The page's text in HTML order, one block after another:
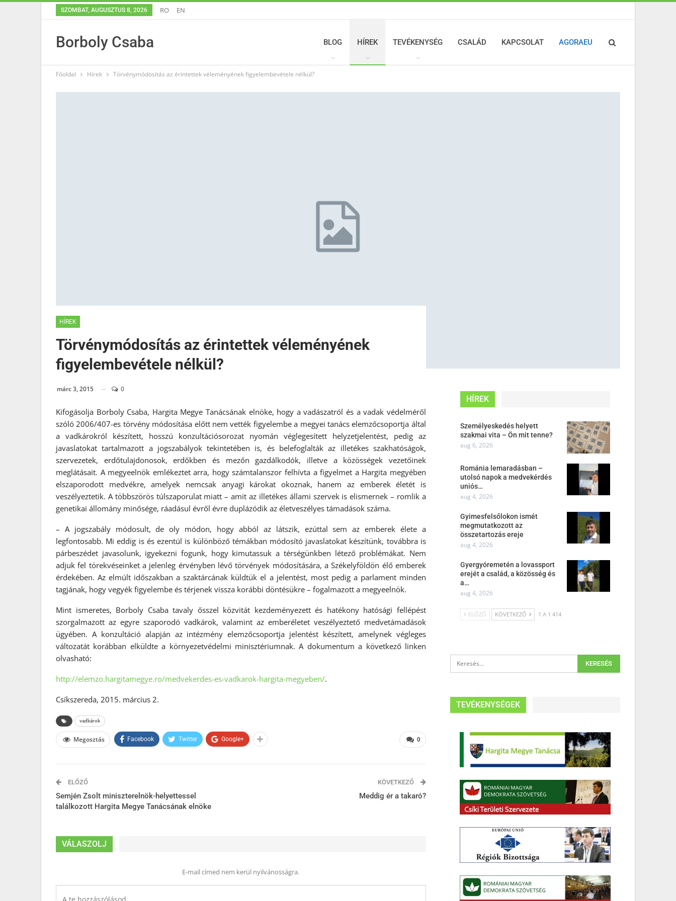
SZOMBAT, AUGUSZTUS 8, 2026 RO EN
Borboly Csaba BLOG HÍREK TEVÉKENYSÉG CSALÁD KAPCSOLAT AGORAEU
Főoldal Hírek Törvénymódosítás az érintettek véleményének figyelembevétele nélkül?
HÍREK
Törvénymódosítás az érintettek véleményének
figyelembevétele nélkül?
márc 3, 2015 0
Kifogásolja Borboly Csaba, Hargita Megye Tanácsának elnöke, hogy a vadászatról és a vadak védelméről
szóló 2006/407-es törvény módosítása előtt nem vették figyelembe a megyei tanács elemzőcsoportja által
a vadkárokról készített, hosszú konzultációsorozat nyomán véglegesített helyzetjelentést, pedig az
javaslatokat tartalmazott a jogszabályok tekintetében is, és belefoglalták az illetékes szakhatóságok,
szervezetek, erdőtulajdonosok, erdőkben és mezőn gazdálkodók, illetve a közösségek vezetőinek
meglátásait. A megyeelnök emlékeztet arra, hogy számtalanszor felhívta a figyelmet a Hargita megyében
elszaporodott medvékre, amelyek nemcsak anyagi károkat okoznak, hanem az emberek életét is
veszélyeztetik. A többszörös túlszaporulat miatt – amit az illetékes állami szervek is elismernek – romlik a
genetikai állomány minősége, ráadásul évről évre duplázódik az életveszélyes támadások száma.
– A jogszabály módosult, de oly módon, hogy abból az látszik, ezúttal sem az emberek élete a
legfontosabb. Mi eddig is és ezentúl is különböző témákban módosító javaslatokat készítünk, továbbra is
párbeszédet javasolunk, igyekezni fogunk, hogy kimutassuk a térségünkben létező problémákat. Nem
adjuk fel törekvéseinket a jelenleg érvényben lévő törvények módosítására, a Székelyföldön élő emberek
érdekében. Az elmúlt időszakban a szaktárcának küldtük el a jelentést, most pedig a parlament minden
tagjának, hogy vegyék figyelembe és térjenek vissza korábbi döntésükre – fogalmazott a megyeelnök.
Mint ismeretes, Borboly Csaba tavaly ősszel közvitát kezdeményezett és hatékony hatósági fellépést
szorgalmazott az egyre szaporodó vadkárok, valamint az emberéletet veszélyeztető medvetámadások
ügyében. A konzultáció alapján az intézmény elemzőcsoportja jelentést készített, amelynek végleges
változatát korábban elküldte a környezetvédelmi minisztériumnak. A dokumentum a következő linken
olvasható:
http://elemzo.hargitamegye.ro/medvekerdes-es-vadkarok-hargita-megyeben/.
Csíkszereda, 2015. március 2.
vadkárok
0
Megosztás Facebook Twitter Google+
ELŐZŐ
Semjén Zsolt miniszterelnök-helyettessel
találkozott Hargita Megye Tanácsának elnöke
KÖVETKEZŐ
Meddig ér a takaró?
VÁLASZOLJ
E-mail címed nem kerül nyilvánosságra.
HÍREK
Személyeskedés helyett
szakmai vita – Ön mit tenne?
aug 6, 2026
Románia lemaradásban –
utolsó napok a medvekérdés
uniós…
aug 4, 2026
Gyimesfelsőlokon ismét
megmutatkozott az
összetartozás ereje
aug 4, 2026
Gyergyóremetén a lovassport
erejét a család, a közösség és
a…
aug 4, 2026
ELŐZŐ KÖVETKEZŐ 1 A 1 414
TEVÉKENYSÉGEK